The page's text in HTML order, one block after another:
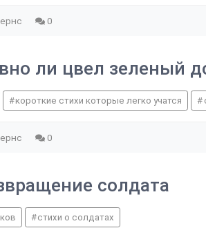
0
ли цвел зеленый
короткие стихи которые легко учатся
0
солдата
стихи о солдатах